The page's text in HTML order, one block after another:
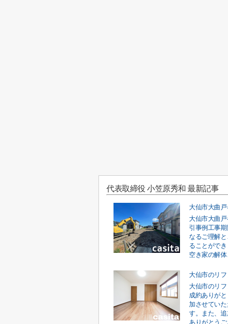
代表取締役 小笠原秀和 最新記事
大仙市大曲
引事例工事
なるご理解
ることがで
空き家の解
大仙市のリ
大仙市のリ
成約ありが
加させてい
す。また、追
ありがとう